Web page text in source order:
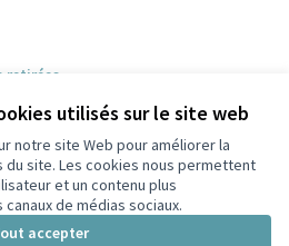
utilisés sur le site web
notre site Web pour améliorer la
site. Les cookies nous permettent
et un contenu plus
de médias sociaux.
accepter
retirées
Facebook
sur Instagram
sur YouTube